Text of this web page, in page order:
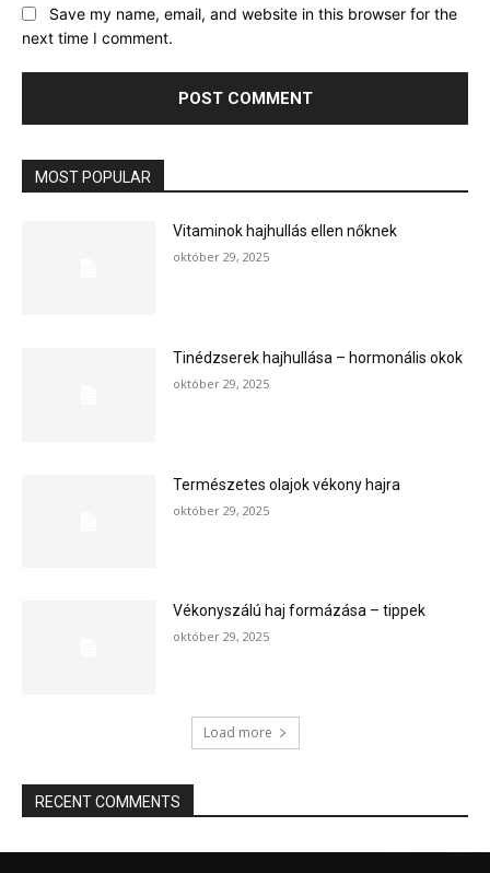
Save my name, email, and website in this browser for the
next time I comment.
MOST POPULAR
Vitaminok hajhullás ellen nőknek
október 29, 2025
Tinédzserek hajhullása – hormonális okok
október 29, 2025
Természetes olajok vékony hajra
október 29, 2025
Vékonyszálú haj formázása – tippek
október 29, 2025
Load more
RECENT COMMENTS